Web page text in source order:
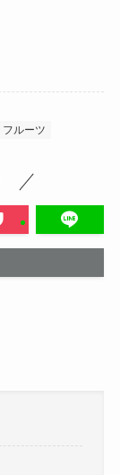
フルーツ